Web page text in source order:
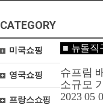
■ 뉴돌직
슈프림
소규모
2023 05
CATEGORY
미국쇼핑
영국쇼핑
프랑스쇼핑